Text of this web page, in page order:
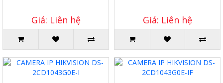
Giá: Liên hệ Giá: Liên hệ